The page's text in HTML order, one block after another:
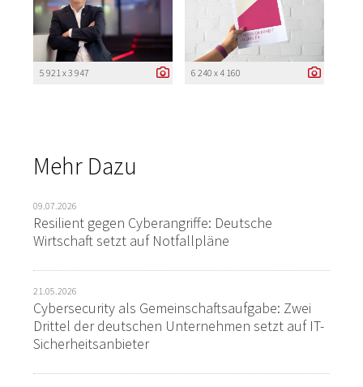
5 921 x 3 947 6 240 x 4 160
Mehr Dazu
09.07.2026
Resilient gegen Cyberangriffe: Deutsche
Wirtschaft setzt auf Notfallpläne
21.05.2026
Cybersecurity als Gemeinschaftsaufgabe: Zwei
Drittel der deutschen Unternehmen setzt auf IT-
Sicherheitsanbieter